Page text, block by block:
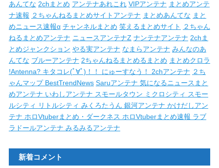
あんてな 2chまとめ アンテナあれこれ VIPアンテナ まとめアンテ
ナ速報 ２ちゃんねるまとめサイトアンテナ まとめあんてな まと
めニュース速報α チャンネルまとめ 笑えるまとめサイト
２ちゃん
ねるまとめアンテナ ニュースアンテナZ ナンテナアンテナ 2chま
とめジャンクション やる実アンテナ なまらアンテナ みんなのあ
んてな ブルーアンテナ 2ちゃんねるまとめるまとめ まとめクロラ
!Antenna? キタコレ(ﾟ∀ﾟ)！！ にゅーすなう！ 2chアンテナ ２ち
ゃんマップ BestTrendNews Saruアンテナ 気になるニュースまと
めアンテナ いわしアンテナ スモールタウン ミクロシティ スモー
ルシティ
リトルシティ みくろたうん 銀河アンテナ かけだしアン
テナ ホロVtuberまとめ・ダークネス ホロVtuberまとめ速報 ラブ
ラドールアンテナ みるみるアンテナ
新着コメント